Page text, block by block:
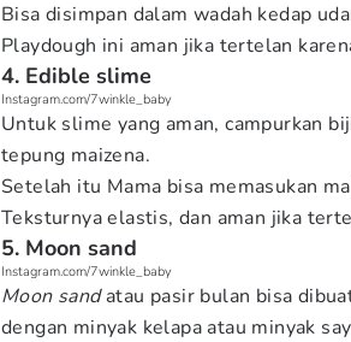
Bisa disimpan dalam wadah kedap
Playdough ini aman jika tertelan
4. Edible slime
Instagram.com/7winkle_baby
Untuk slime yang aman, campurkan
tepung maizena.
Setelah itu Mama bisa memasukan
Teksturnya elastis, dan aman jika
5. Moon sand
Instagram.com/7winkle_baby
Moon sandatau pasir bulan bisa
dengan minyak kelapa atau minyak